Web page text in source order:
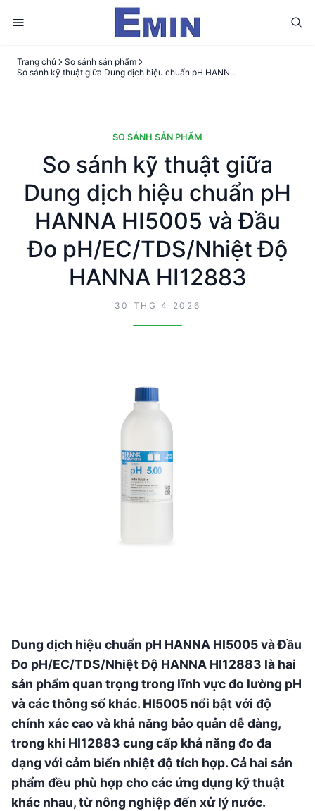
Trang chủ
So sánh sản phẩm
So sánh kỹ thuật giữa Dung dịch hiệu chuẩn pH HANNA HI5005 và Đầu Đo pH/EC/TDS/Nhiệt Độ HANNA HI12883
SO SÁNH SẢN PHẨM
So sánh kỹ thuật giữa
Dung dịch hiệu chuẩn pH
HANNA HI5005 và Đầu
Đo pH/EC/TDS/Nhiệt Độ
HANNA HI12883
30 THG 4 2026
Dung dịch hiệu chuẩn pH HANNA HI5005 và Đầu
Đo pH/EC/TDS/Nhiệt Độ HANNA HI12883 là hai
sản phẩm quan trọng trong lĩnh vực đo lường pH
và các thông số khác. HI5005 nổi bật với độ
chính xác cao và khả năng bảo quản dễ dàng,
trong khi HI12883 cung cấp khả năng đo đa
dạng với cảm biến nhiệt độ tích hợp. Cả hai sản
phẩm đều phù hợp cho các ứng dụng kỹ thuật
khác nhau, từ nông nghiệp đến xử lý nước.